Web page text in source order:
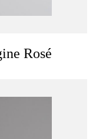
Rosé